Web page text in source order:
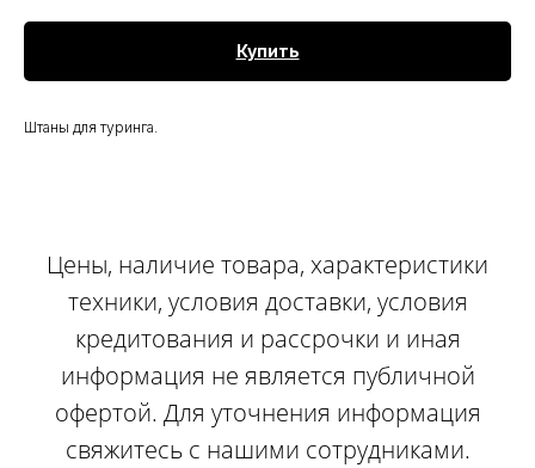
Купить
Штаны для туринга.
Цены, наличие товара, характеристики
техники, условия доставки, условия
кредитования и рассрочки и иная
информация не является публичной
офертой. Для уточнения информация
свяжитесь с нашими сотрудниками.